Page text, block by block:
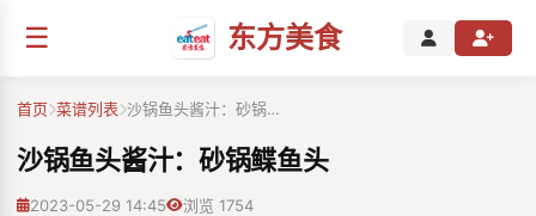
☰ 东方美食
首页 菜谱列表 沙锅鱼头酱汁：砂锅…
沙锅鱼头酱汁：砂锅鲽⻥头
2023-05-29 14:45 浏览 1754